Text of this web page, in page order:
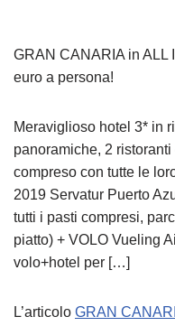
GRAN CANARIA in ALL
euro a persona!
Meraviglioso hotel 3* in
panoramiche, 2
compreso con tutte le
2019 Servatur Puerto
tutti i pasti compresi,
piatto) + VOLO Vueling
volo+hotel per […]
L’articolo GRAN